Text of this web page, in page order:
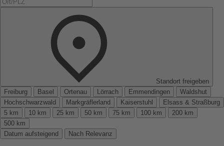
Standort freigeben
Freiburg
Basel Ortenau Lörrach Emmendingen
Waldshut
Hochschwarzwald
Markgräflerland Kaiserstuhl
Elsass & Straßburg
5 km
10 km 25 km 50 km 75 km 100 km
200 km
500 km
Datum aufsteigend
Nach Relevanz